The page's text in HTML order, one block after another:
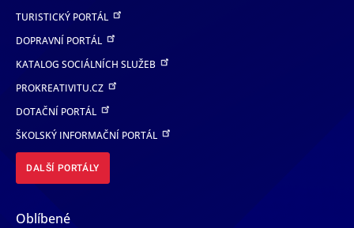
TURISTICKÝ PORTÁL
DOPRAVNÍ PORTÁL
KATALOG SOCIÁLNÍCH SLUŽEB
PROKREATIVITU.CZ
DOTAČNÍ PORTÁL
ŠKOLSKÝ INFORMAČNÍ PORTÁL
DALŠÍ PORTÁLY
Oblíbené